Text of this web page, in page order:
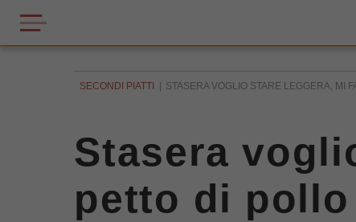
SECONDI PIATTI STASERA VOGLIO STARE LEGGERA, MI
Stasera
petto di